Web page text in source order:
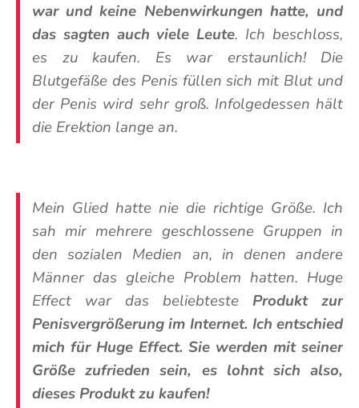
war und keine Nebenwirkungen hatte, und
das sagten auch viele Leute. Ich beschloss,
es zu kaufen. Es war erstaunlich! Die
Blutgefäße des Penis füllen sich mit Blut und
der Penis wird sehr groß. Infolgedessen hält
die Erektion lange an.
Mein Glied hatte nie die richtige Größe. Ich
sah mir mehrere geschlossene Gruppen in
den sozialen Medien an, in denen andere
Männer das gleiche Problem hatten. Huge
Effect war das beliebteste Produkt zur
Penisvergrößerung im Internet. Ich entschied
mich für Huge Effect. Sie werden mit seiner
Größe zufrieden sein, es lohnt sich also,
dieses Produkt zu kaufen!